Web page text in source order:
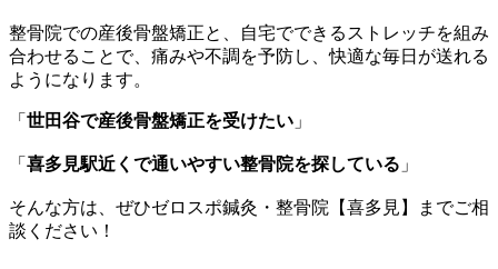
整骨院での産後骨盤矯正と、自宅でできるストレッチを組み
合わせることで、痛みや不調を予防し、快適な毎日が送れる
ようになります。
「 世田谷で産後骨盤矯正を受けたい 」
「 喜多見駅近くで通いやすい整骨院を探している 」
そんな方は、ぜひゼロスポ鍼灸・整骨院【喜多見】までご相
談ください！